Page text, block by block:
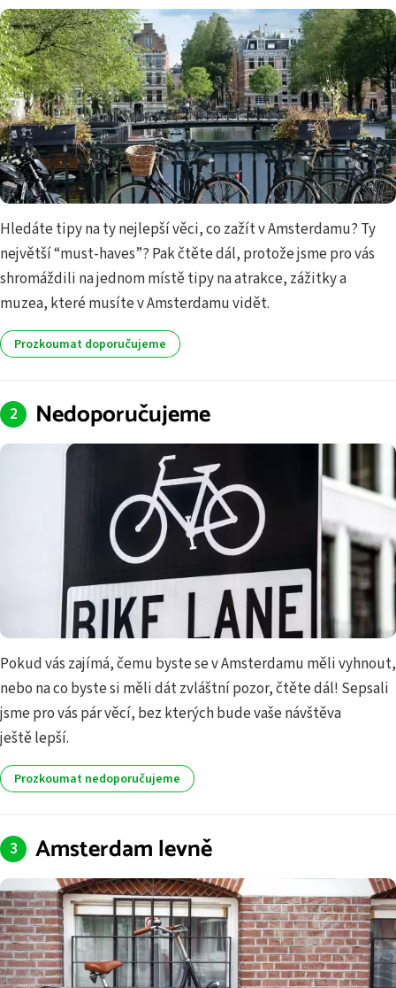
Hledáte tipy na ty nejlepší věci, co zažít v Amsterdamu? Ty
největší “must-haves”? Pak čtěte dál, protože jsme pro vás
shromáždili na jednom místě tipy na atrakce, zážitky a
muzea, které musíte v Amsterdamu vidět.
Prozkoumat doporučujeme
Nedoporučujeme
Pokud vás zajímá, čemu byste se v Amsterdamu měli vyhnout,
nebo na co byste si měli dát zvláštní pozor, čtěte dál! Sepsali
jsme pro vás pár věcí, bez kterých bude vaše návštěva
ještě lepší.
Prozkoumat nedoporučujeme
Amsterdam levně